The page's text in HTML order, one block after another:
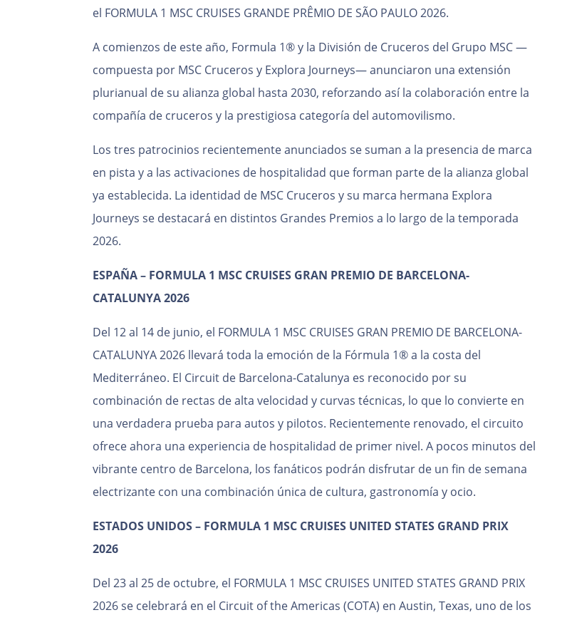
el FORMULA 1 MSC CRUISES GRANDE PRÊMIO DE SÃO PAULO 2026.
A comienzos de este año, Formula 1® y la División de Cruceros del Grupo MSC —
compuesta por MSC Cruceros y Explora Journeys— anunciaron una extensión
plurianual de su alianza global hasta 2030, reforzando así la colaboración entre la
compañía de cruceros y la prestigiosa categoría del automovilismo.
Los tres patrocinios recientemente anunciados se suman a la presencia de marca
en pista y a las activaciones de hospitalidad que forman parte de la alianza global
ya establecida. La identidad de MSC Cruceros y su marca hermana Explora
Journeys se destacará en distintos Grandes Premios a lo largo de la temporada
2026.
ESPAÑA – FORMULA 1 MSC CRUISES GRAN PREMIO DE BARCELONA-
CATALUNYA 2026
Del 12 al 14 de junio, el FORMULA 1 MSC CRUISES GRAN PREMIO DE BARCELONA-
CATALUNYA 2026 llevará toda la emoción de la Fórmula 1® a la costa del
Mediterráneo. El Circuit de Barcelona-Catalunya es reconocido por su
combinación de rectas de alta velocidad y curvas técnicas, lo que lo convierte en
una verdadera prueba para autos y pilotos. Recientemente renovado, el circuito
ofrece ahora una experiencia de hospitalidad de primer nivel. A pocos minutos del
vibrante centro de Barcelona, los fanáticos podrán disfrutar de un fin de semana
electrizante con una combinación única de cultura, gastronomía y ocio.
ESTADOS UNIDOS – FORMULA 1 MSC CRUISES UNITED STATES GRAND PRIX
2026
Del 23 al 25 de octubre, el FORMULA 1 MSC CRUISES UNITED STATES GRAND PRIX
2026 se celebrará en el Circuit of the Americas (COTA) en Austin, Texas, uno de los